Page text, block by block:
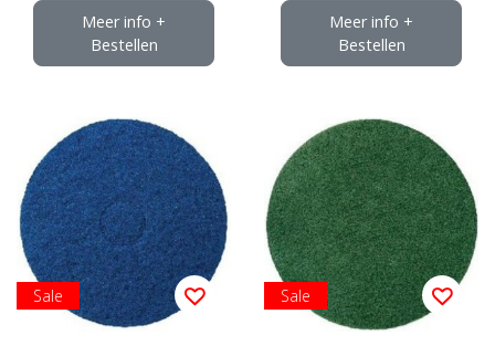
Meer info +
Bestellen
Meer info +
Bestellen
Sale Sale